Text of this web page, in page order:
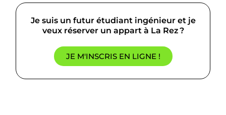
Je suis un futur étudiant ingénieur et je
veux réserver un appart à La Rez ?
JE M'INSCRIS EN LIGNE !